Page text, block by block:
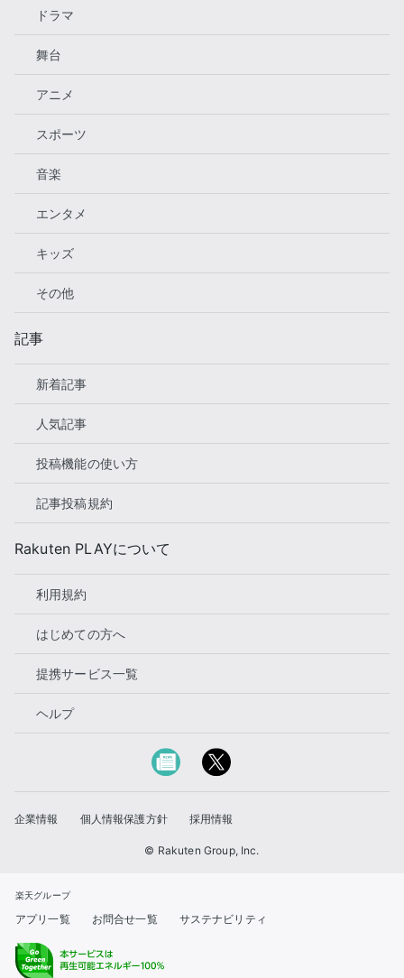
ドラマ
舞台
アニメ
スポーツ
音楽
エンタメ
キッズ
その他
記事
新着記事
人気記事
投稿機能の使い方
記事投稿規約
Rakuten PLAYについて
利用規約
はじめての方へ
提携サービス一覧
ヘルプ
企業情報 個人情報保護方針 採用情報
© Rakuten Group, Inc.
楽天グループ
アプリ一覧 お問合せ一覧 サステナビリティ